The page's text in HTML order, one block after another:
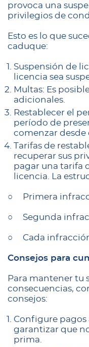
provoca una
privilegios de
Esto es lo que
caduque:
Suspensión de
licencia sea
Multas: Es
adicionales.
Restablecer el
período de
comenzar desde
Tarifas de
recuperar sus
pagar una tarifa
licencia. La
○ Primera
○ Segunda
○ Cada
Consejos para
Para mantener tu
consecuencias,
consejos:
Configure pagos
garantizar que
prima.